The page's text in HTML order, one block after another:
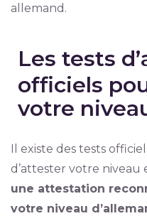
allemand.
Les tests
officiels
votre
Il existe des tests
d’attester votre
une attestation
votre niveau